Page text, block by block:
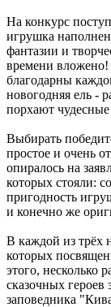
На конкурс
игрушка
фантазии и
времени
благодарны
новогодняя ель -
порхают
Выбирать
простое и очень
опиралось на
которых стояли:
пригодность
и конечно же
В каждой из трёх
которых
этого, несколько
сказочных героев
заповедника